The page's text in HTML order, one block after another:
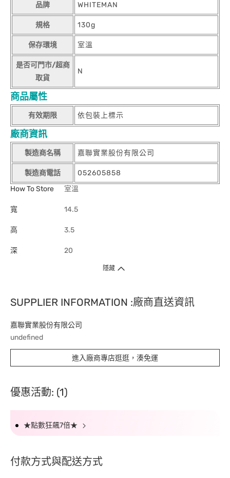
品牌 WHITEMAN
規格 130g
保存環境 室溫
是否可門市/超商
取貨
N
商品屬性
有效期限 依包裝上標示
廠商資訊
製造商名稱 嘉聯實業股份有限公司
製造商電話
052605858
How To Store
室溫
寬 14.5
高 3.5
深 20
隱藏
SUPPLIER INFORMATION :廠商直送資訊
嘉聯實業股份有限公司
undefined
進入廠商專店逛逛，湊免運
優惠活動: (1)
★點數狂飆7倍★
付款方式與配送方式